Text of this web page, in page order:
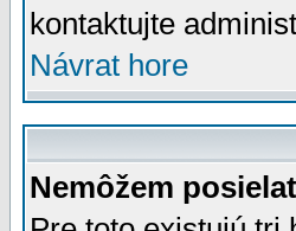
kontaktujte
Návrat hore
Nemôžem